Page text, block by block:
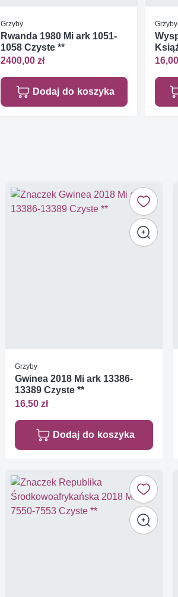
Grzyby
Rwanda 1980 Mi ark 1051-
1058 Czyste **
2400,00 zł
Dodaj do koszyka
Grzyby
Grzyby
Gwinea 2018 Mi ark 13386-
13389 Czyste **
16,50 zł
Dodaj do koszyka